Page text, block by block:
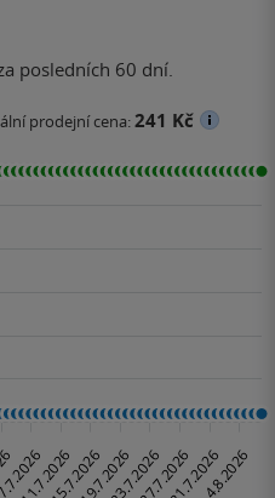
posledních 60 dní.
prodejní cena:241 Kč